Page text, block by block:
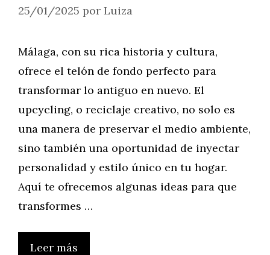
25/01/2025 por Luiza
Málaga, con su rica historia y cultura,
ofrece el telón de fondo perfecto para
transformar lo antiguo en nuevo. El
upcycling, o reciclaje creativo, no solo es
una manera de preservar el medio ambiente,
sino también una oportunidad de inyectar
personalidad y estilo único en tu hogar.
Aquí te ofrecemos algunas ideas para que
transformes …
Leer más